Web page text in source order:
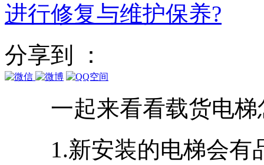
进行修复与维护保养?
分享到 ：
一起来看看载货电梯
1.新安装的电梯会有